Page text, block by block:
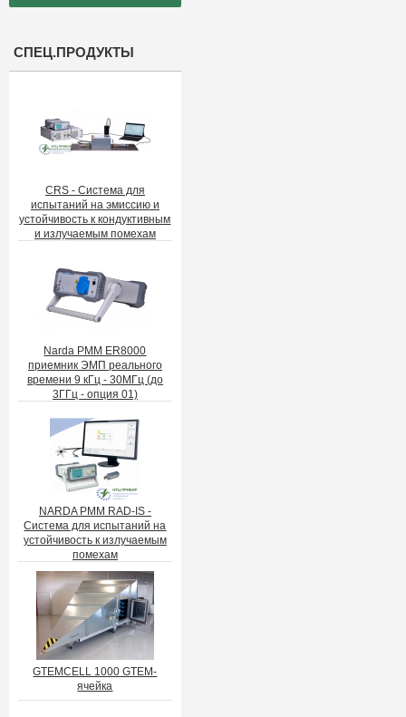
СПЕЦ.ПРОДУКТЫ
CRS - Система для
испытаний на эмиссию и
устойчивость к кондуктивным
и излучаемым помехам
Narda PMM ER8000
приемник ЭМП реального
времени 9 кГц - 30МГц (до
3ГГц - опция 01)
NARDA PMM RAD-IS -
Система для испытаний на
устойчивость к излучаемым
помехам
GTEMCELL 1000 GTEM-
ячейка